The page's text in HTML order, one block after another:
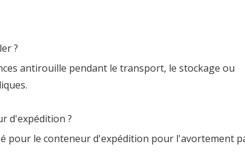
?
antirouille pendant le transport, le stockage ou
d'expédition ?
pour le conteneur d'expédition pour l'avortement